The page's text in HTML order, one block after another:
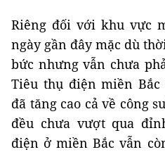
​Riêng đối với khu vực
ngày gần đây mặc dù
bức nhưng vẫn chưa
Tiêu thụ điện miền
đã tăng cao cả về công
đều chưa vượt qua
điện ở miền Bắc vẫn